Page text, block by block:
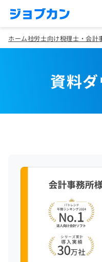
ホーム社労士向け税理士・会計
資料